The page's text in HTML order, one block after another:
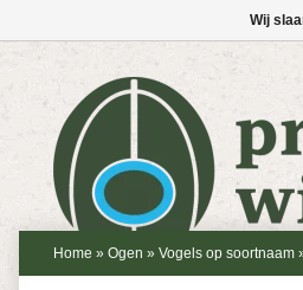
Home » Ogen » Vogels op soortnaam
Wij